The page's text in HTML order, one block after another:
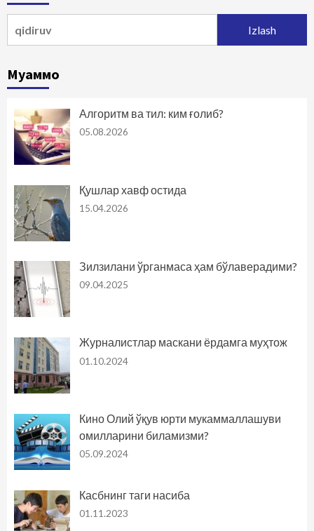
Муаммо
Алгоритм ва тил: ким ғолиб?
05.08.2026
Қушлар хавф остида
15.04.2026
Зилзилани ўрганмаса ҳам бўлаверадими?
09.04.2025
Журналистлар маскани ёрдамга муҳтож
01.10.2024
Кино Олий ўқув юрти мукаммаллашуви
омилларини биламизми?
05.09.2024
Касбнинг таги насиба
01.11.2023